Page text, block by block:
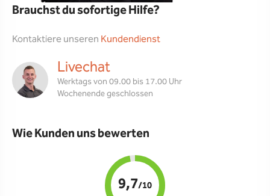
Brauchst du sofortige Hilfe?
Kontaktiere unseren Kundendienst
Livechat
Werktags von 09.00 bis 17.00 Uhr
Wochenende geschlossen
Wie Kunden uns bewerten
9,7/10